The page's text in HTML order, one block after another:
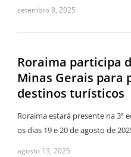
setembro 8, 2025
Roraima participa
Minas Gerais para
destinos turísticos
Roraima estará presente na 3ª
os dias 19 e 20 de agosto de
agosto 13, 2025